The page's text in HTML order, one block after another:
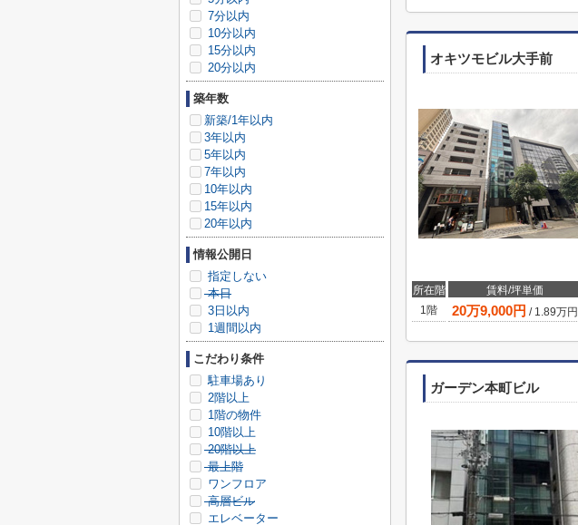
オキツモビル大手前
所在階 賃料/坪単価
1階
20万9,000円 / 1.89万円
ガーデン本町ビル
7分以内
10分以内
15分以内
20分以内
築年数
新築/1年以内
3年以内
5年以内
7年以内
10年以内
15年以内
20年以内
情報公開日
指定しない
本日
3日以内
1週間以内
こだわり条件
駐車場あり
2階以上
1階の物件
10階以上
20階以上
最上階
ワンフロア
高層ビル
エレベーター